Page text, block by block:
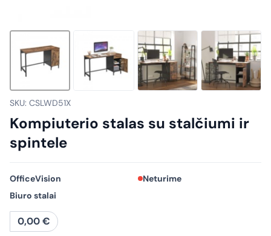
SKU: CSLWD51X
Kompiuterio stalas su stalčiumi ir
spintele
OfficeVision
Neturime
Biuro stalai
0,00€